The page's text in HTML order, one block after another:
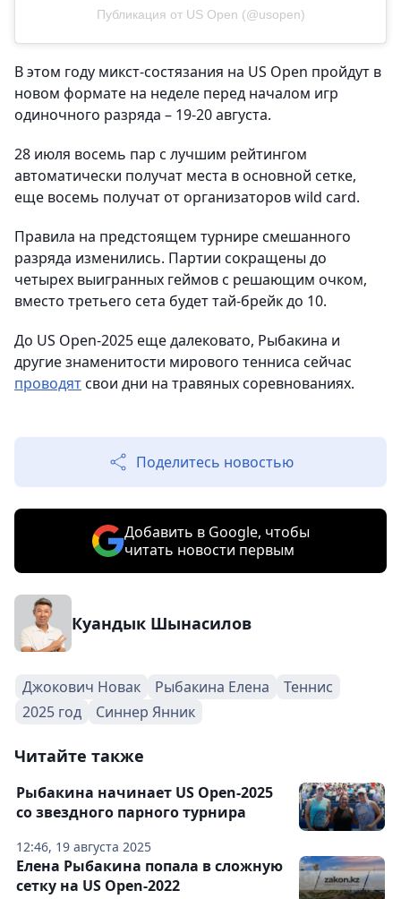
Публикация от US Open (@usopen)
В этом году микст-состязания на US Open пройдут в
новом формате на неделе перед началом игр
одиночного разряда – 19-20 августа.
28 июля восемь пар с лучшим рейтингом
автоматически получат места в основной сетке,
еще восемь получат от организаторов wild card.
Правила на предстоящем турнире смешанного
разряда изменились. Партии сокращены до
четырех выигранных геймов с решающим очком,
вместо третьего сета будет тай-брейк до 10.
До US Open-2025 еще далековато, Рыбакина и
другие знаменитости мирового тенниса сейчас
проводятсвои дни на травяных соревнованиях.
Поделитесь новостью
Добавить в Google, чтобы
читать новости первым
Куандык Шынасилов
Джокович Новак Рыбакина Елена
Теннис
2025 год
Синнер Янник
Читайте также
12:46, 19 августа 2025
Рыбакина начинает US Open-2025
со звездного парного турнира
Елена Рыбакина попала в сложную
сетку на US Open-2022